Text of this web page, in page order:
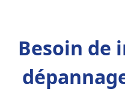
Besoin de